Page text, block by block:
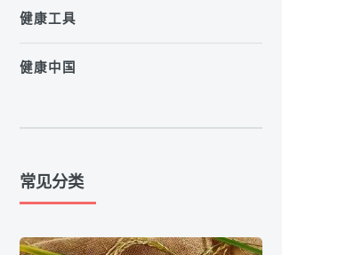
健康工具
健康中国
常见分类